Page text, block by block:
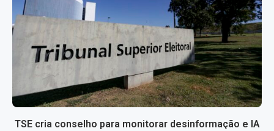
TSE cria conselho para monitorar desinformação e IA